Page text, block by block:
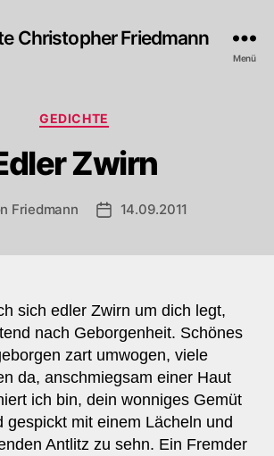
Christopher Friedmann
Menü
Kategorien
GEDICHTE
Zwirn
Friedmann Veröffentlichungsdatum
14.09.2011
sich edler Zwirn um dich legt,
nach Geborgenheit. Schönes
zart umwogen, viele
da, anschmiegsam einer Haut
ich bin, dein wonniges Gemüt
gespickt mit einem Lächeln und
Antlitz zu sehn. Ein Fremder